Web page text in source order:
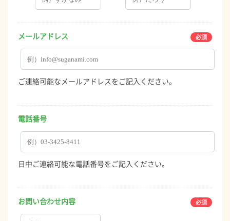
メールアドレス
ご連絡可能なメールアドレスをご記入ください。
電話番号
日中ご連絡可能な電話番号をご記入ください。
お問い合わせ内容